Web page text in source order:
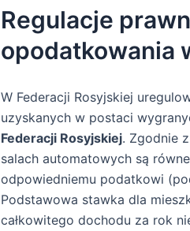
Regulacje
opodatkowania
W Federacji Rosyjskiej
uzyskanych w postaci
Federacji Rosyjskiej. Zgodnie
salach automatowych są
odpowiedniemu podatkowi
Podstawowa stawka dla
całkowitego dochodu za rok